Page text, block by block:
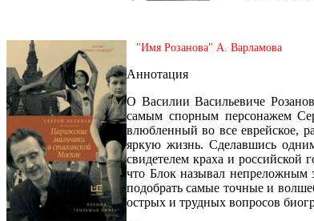
"Имя Розанова" А. Варламова
Аннотация
О Василии Васильевиче
самым спорным персонажем
влюбленный во все еврейское,
яркую жизнь. Сделавшись
свидетелем краха и российской
что Блок называл непреложным
подобрать самые точные и
острых и трудных вопросов